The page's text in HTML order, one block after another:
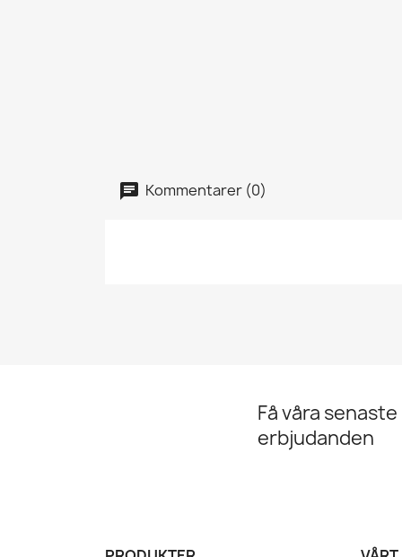
Kommentarer (0)
Få våra
erbjudanden